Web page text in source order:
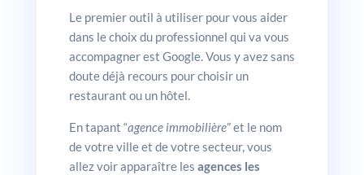
Le premier outil à utiliser pour vous aider
dans le choix du professionnel qui va vous
accompagner est Google. Vous y avez sans
doute déjà recours pour choisir un
restaurant ou un hôtel.
En tapant “agence immobilière” et le nom
de votre ville et de votre secteur, vous
allez voir apparaître les agences les